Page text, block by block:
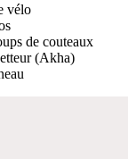
vélo
de couteaux
(Akha)